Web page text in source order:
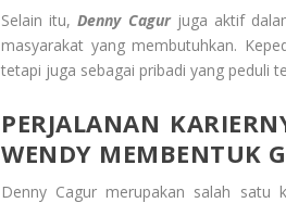
Selain itu,Denny Cagurjuga aktif
masyarakat yang membutuhkan.
tetapi juga sebagai pribadi yang peduli
PERJALANAN
WENDY MEMBENTUK
Denny Cagur merupakan salah satu